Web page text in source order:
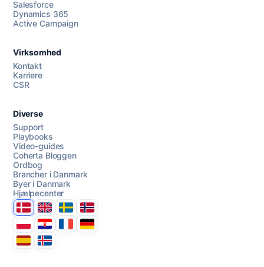
Chat med os
AI Campaign Assist
Salesforce
Dynamics 365
Active Campaign
Virksomhed
Kontakt
Karriere
CSR
Diverse
Support
Playbooks
Video-guides
Coherta Bloggen
Ordbog
Brancher i Danmark
Byer i Danmark
Hjælpecenter
DanmarkUnited Kingdom
SverigeNorge
PolskaHrvatskaFranceDeutschland
EspanaÍsland